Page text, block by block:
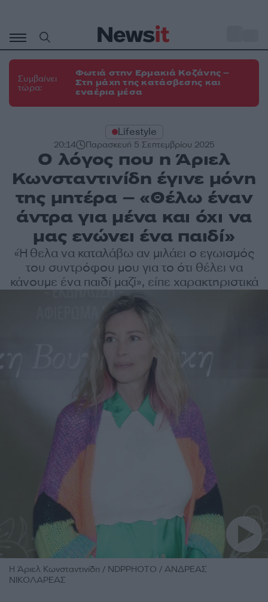
περιεχόμενο
Συμβαίνει
τώρα:
Φωτιά στην Ερμακιά Κοζάνης –
Στη μάχη της κατάσβεσης και
εναέρια μέσα
Lifestyle
20:14 Παρασκευή 5 Σεπτεμβρίου 2025
Ο λόγος που η Άριελ
Κωνσταντινίδη έγινε μόνη
της μητέρα – «Θέλω έναν
άντρα για μένα και όχι να
μας ενώνει ένα παιδί»
«Ήθελα να καταλάβω αν μιλάει ο εγωισμός
του συντρόφου μου για το ότι θέλει να
κάνουμε ένα παιδί μαζί», είπε χαρακτηριστικά
Η Άριελ Κωνσταντινίδη / NDPPHOTO / ΑΝΔΡΕΑΣ
ΝΙΚΟΛΑΡΕΑΣ